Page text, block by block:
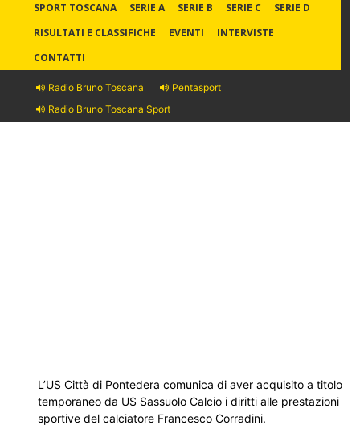
SPORT TOSCANA SERIE A SERIE B SERIE C
SERIE D
RISULTATI E CLASSIFICHE
EVENTI
INTERVISTE
CONTATTI
Radio Bruno Toscana
Pentasport
Radio Bruno Toscana Sport
L’US Città di Pontedera comunica di aver acquisito a titolo
temporaneo da US Sassuolo Calcio i diritti alle prestazioni
sportive del calciatore Francesco Corradini.